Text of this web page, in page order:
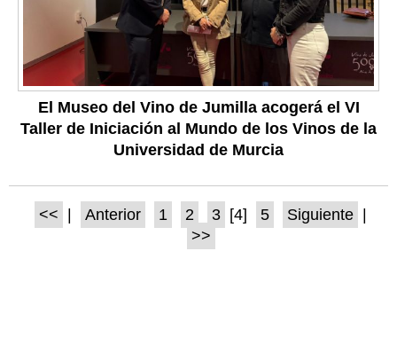
El Museo del Vino de Jumilla acogerá el VI
Taller de Iniciación al Mundo de los Vinos de la
Universidad de Murcia
<< | Anterior 1 2 3 [4] 5 Siguiente |
>>